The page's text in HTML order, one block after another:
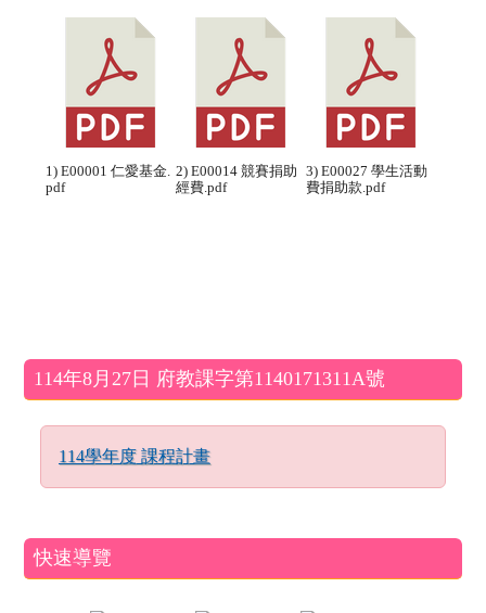
1) E00001 仁愛基金.
pdf
2) E00014 競賽捐助
經費.pdf
3) E00027 學生活動
費捐助款.pdf
左邊區域內容
114年8月27日 府教課字第1140171311A號
114學年度 課程計畫
快速導覽